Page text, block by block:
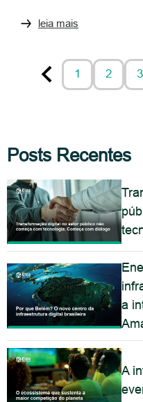
leia mais
1 2 3
Posts Recentes
a
A